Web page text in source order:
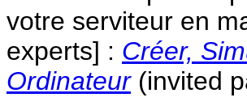
votre serviteur en
experts] : Créer,
Ordinateur(invited